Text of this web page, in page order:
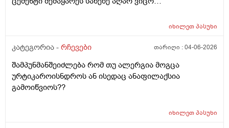
წვალებაშო..სულ ბავშობიდან დღემდე ალისა საპონს
2036წელს.ვეღარ ბხმღობ.მცპლპდნეყალოც კი ესეთ
დამატენოანებელო ვერ მშველოს.პოროს დაბანოს
მერე 4ჯერ ვისმევ პატარა პატარა შიალედებში
ბიბჩენის დამცავ გვირილოს კრემს პანთენოლოთ რომ
უკბე არადა ჭიჭყიანია ხომ არ ვივლი.ჯერ წულოთ
იხილეთპასუხი
კატეგორია - რჩევები თარიღი :04-06-2026
შამპუნმანშეიძლება რომ თუ ალერგია მოგცა
ურტიკაროისნდროს ან ისედაც ანაფილაქსია
გამოიწვიოს??
იხილეთპასუხი